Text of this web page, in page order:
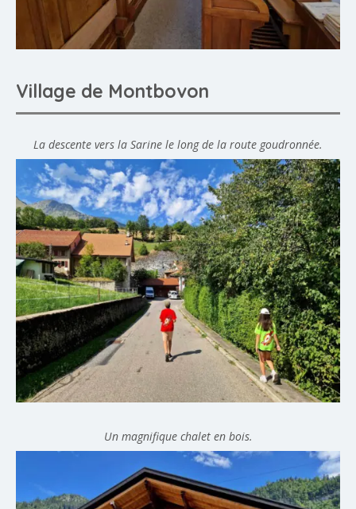
Village de Montbovon
La descente vers la Sarine le long de la route goudronnée.
Un magnifique chalet en bois.